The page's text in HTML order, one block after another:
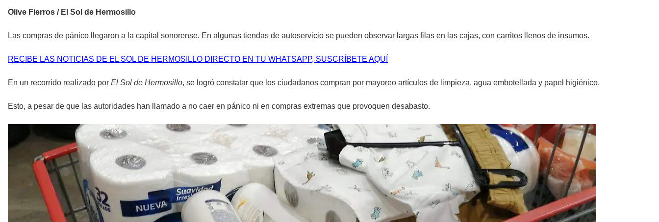
Olive Fierros / El Sol de Hermosillo
Las compras de pánico llegaron a la capital sonorense. En algunas tiendas de autoservicio se pueden observar largas filas en las cajas, con carritos llenos de insumos.
RECIBE LAS NOTICIAS DE EL SOL DE HERMOSILLO DIRECTO EN TU WHATSAPP, SUSCRÍBETE AQUÍ
En un recorrido realizado por El Sol de Hermosillo, se logró constatar que los ciudadanos compran por mayoreo artículos de limpieza, agua embotellada y papel higiénico.
Esto, a pesar de que las autoridades han llamado a no caer en pánico ni en compras extremas que provoquen desabasto.